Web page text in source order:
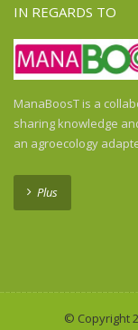
IN REGARDS TO
ManaBoosT is a
sharing knowledge
an agroecology
Plus
© Copyright